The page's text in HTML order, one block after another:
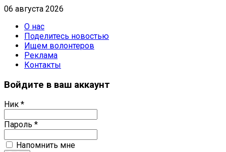
06 августа 2026
О нас
Поделитесь новостью
Ищем волонтеров
Реклама
Контакты
Войдите в ваш аккаунт
Ник *
Пароль *
Напомнить мне